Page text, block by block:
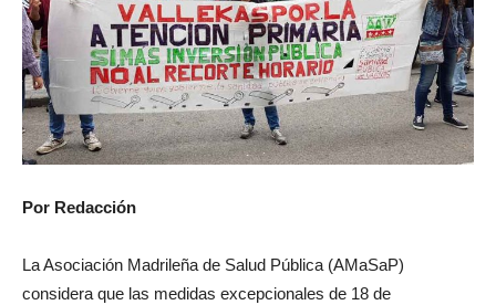
Por Redacción
La Asociación Madrileña de Salud Pública (AMaSaP)
considera que las medidas excepcionales de 18 de